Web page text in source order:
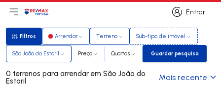
Entrar
Entrar
Abri menu principal
LogoIr para página inicial
Filtros
Filtros Arrendar Terreno Sub-tipo de imóvel
São João do Estoril Preço Quartos Guardar
Guardar pesquisa
0 terrenos para arrendar em São João do
Estoril Mais recente